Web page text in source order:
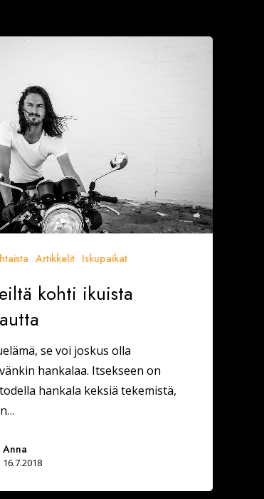
Artikkelit Iskupaikat
kohti ikuista
se voi joskus olla
hankalaa. Itsekseen on
hankala keksiä tekemistä,
Anna
16.7.2018